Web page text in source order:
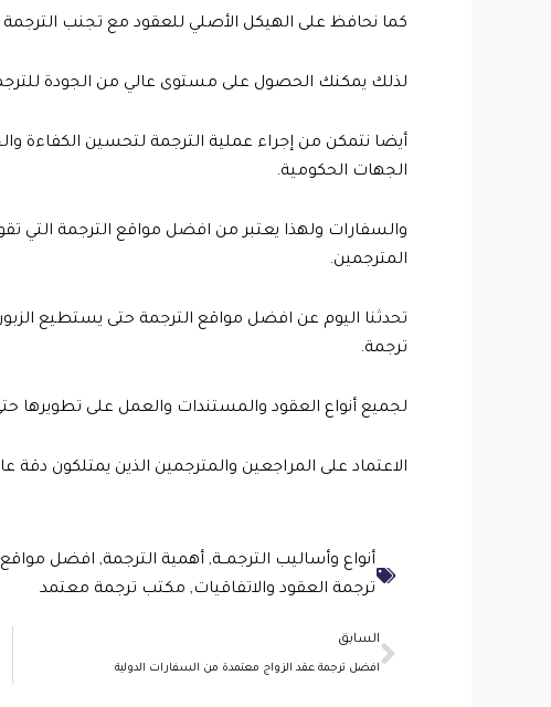
كما نحافظ على الهيكل الأصلي للعقود مع تجنب الترجمة
لذلك يمكنك الحصول على مستوى عالي من الجودة
أيضا نتمكن من إجراء عملية الترجمة لتحسين الكفاءة
الجهات الحكومية.
والسفارات ولهذا يعتبر من افضل مواقع الترجمة التي
المترجمين.
تحدثنا اليوم عن افضل مواقع الترجمة حتى يستطيع
ترجمة.
لجميع أنواع العقود والمستندات والعمل على تطويرها
الاعتماد على المراجعين والمترجمين الذين يمتلكون
أنواع وأساليب الترجمــة, أهمية الترجمة, افضل مواقع
ترجمة العقود والاتفاقيات, مكتب ترجمة معتمد
Prev
السابق
افضل ترجمة عقد الزواج معتمدة من السفارات الدولية